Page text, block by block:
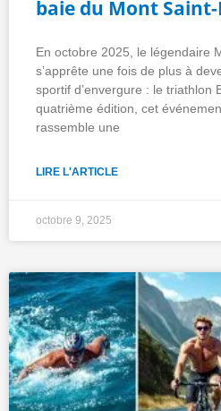
baie du Mont
En octobre 2025, le légendaire
s’apprête une fois de plus à
sportif d’envergure : le triathlon
quatrième édition, cet
rassemble une
LIRE L'ARTICLE
octobre 9, 2025